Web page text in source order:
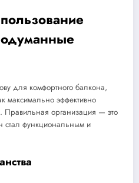
для комфортного балкона,
максимально эффективно
Правильная организация — это
стал функциональным и